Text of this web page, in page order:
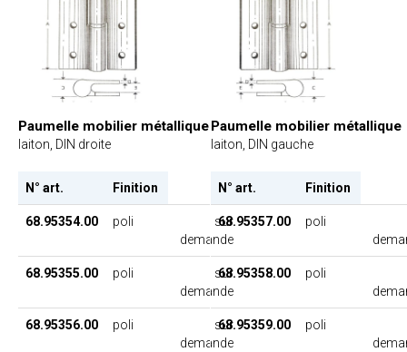
Paumelle mobilier métallique
laiton, DIN droite
N° art. Finition
68.95354.00 poli
sur
demande
68.95355.00 poli
sur
demande
68.95356.00 poli
sur
demande
Paumelle mobilier métallique
laiton, DIN gauche
N° art. Finition
68.95357.00
poli
68.95358.00
poli
68.95359.00
poli